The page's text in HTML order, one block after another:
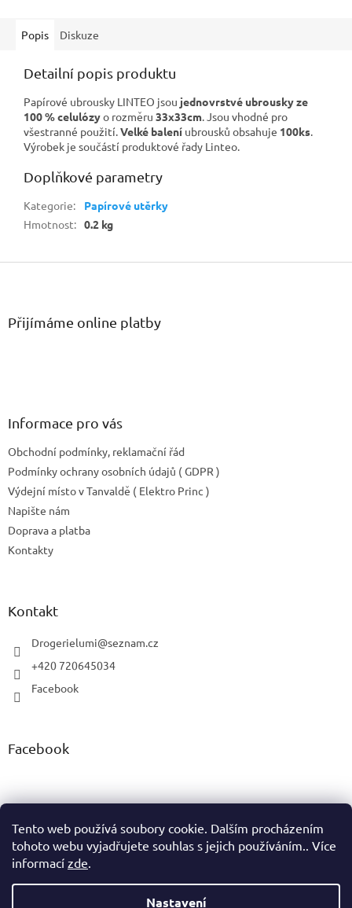
Tento web používá soubory cookie. Dalším procházením
tohoto webu vyjadřujete souhlas s jejich používáním.. Více
informací zde.
Nastavení
Popis Diskuze
Detailní popis produktu
Papírové ubrousky LINTEO jsou jednovrstvé ubrousky ze
100 % celulózyo rozměru 33x33cm. Jsou vhodné pro
všestranné použití.Velké balení ubrousků obsahuje 100ks.
Výrobek je součástí produktové řady Linteo.
Doplňkové parametry
Kategorie:
Papírové utěrky
Hmotnost: 0.2 kg
Z
Přijímáme online platby
Informace pro vás
Obchodní podmínky, reklamační řád
Podmínky ochrany osobních údajů ( GDPR )
Výdejní místo v Tanvaldě ( Elektro Princ )
Napište nám
Doprava a platba
Kontakty
Kontakt
Drogerielumi@seznam.cz
+420 720645034
Facebook
Facebook
Vytvořil Shoptet
. Všechna práva vyhrazena.